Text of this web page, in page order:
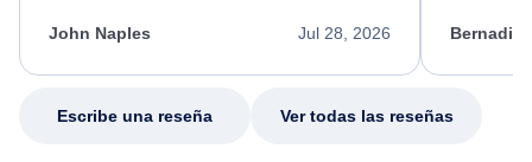
appreciate her excellent service.
Jul 28, 2026
John Naples
my issue.
Escribe una reseña Ver todas las reseñas